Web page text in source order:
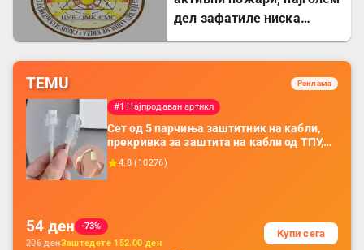
дел зафатиле ниска
TEMU Реклама
#1 Најпродаван артикл
Сет од 5 парчиња заштитник на кабли,
прекривка за заштита на кабли од ТПУ,
додатоци за заштита на кабли, без
батерија, за мобилни телефони, комплет
4.8 ( 10276)
54 ден
-73%
206денЗаштедете 152.00 ден
Купи сега